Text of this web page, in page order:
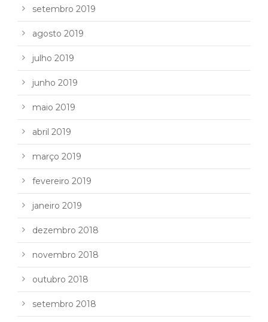
setembro 2019
agosto 2019
julho 2019
junho 2019
maio 2019
abril 2019
março 2019
fevereiro 2019
janeiro 2019
dezembro 2018
novembro 2018
outubro 2018
setembro 2018